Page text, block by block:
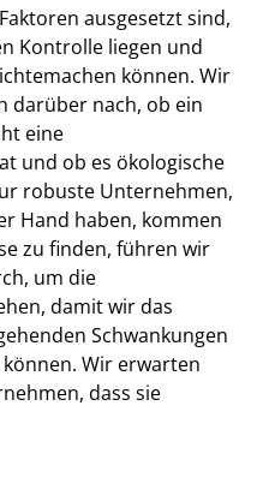
ausgesetzt sind,
Kontrolle liegen und
können. Wir
darüber nach, ob ein
eine
und ob es ökologische
robuste Unternehmen,
Hand haben, kommen
zu finden, führen wir
um die
damit wir das
Schwankungen
Wir erwarten
dass sie